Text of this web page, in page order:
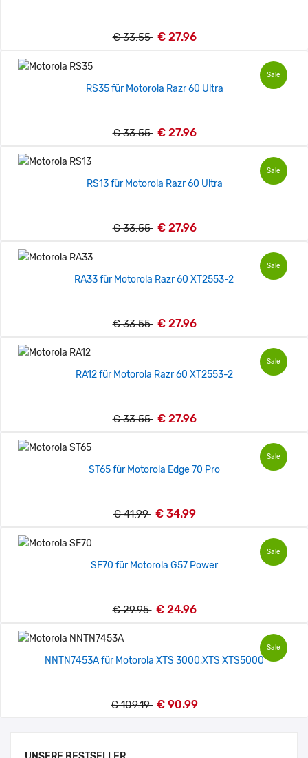
€ 33.55 € 27.96
Sale
RS35 für Motorola Razr 60 Ultra
€ 33.55 € 27.96
Sale
RS13 für Motorola Razr 60 Ultra
€ 33.55 € 27.96
Sale
RA33 für Motorola Razr 60 XT2553-2
€ 33.55 € 27.96
Sale
RA12 für Motorola Razr 60 XT2553-2
€ 33.55 € 27.96
Sale
ST65 für Motorola Edge 70 Pro
€ 41.99 € 34.99
Sale
SF70 für Motorola G57 Power
€ 29.95 € 24.96
Sale
NNTN7453A für Motorola XTS 3000,XTS XTS5000
€ 109.19 € 90.99